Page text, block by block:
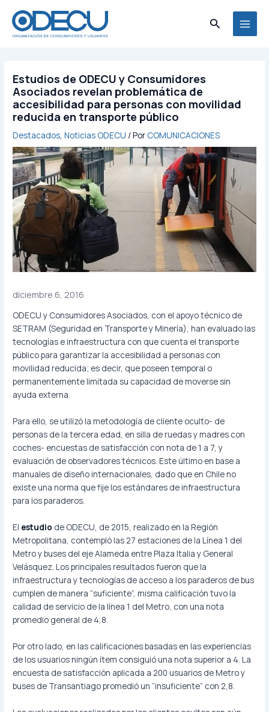
contenido
Buscar
Estudios de ODECU y Consumidores
Asociados revelan problemática de
accesibilidad para personas con movilidad
reducida en transporte público
Destacados,Noticias ODECU / Por COMUNICACIONES
diciembre 6, 2016
ODECU y Consumidores Asociados, con el apoyo técnico de
SETRAM (Seguridad en Transporte y Minería), han evaluado las
tecnologías e infraestructura con que cuenta el transporte
público para garantizar la accesibilidad a personas con
movilidad reducida; es decir, que poseen temporal o
permanentemente limitada su capacidad de moverse sin
ayuda externa.
Para ello, se utilizó la metodología de cliente oculto- de
personas de la tercera edad, en silla de ruedas y madres con
coches- encuestas de satisfacción con nota de 1 a 7, y
evaluación de observadores técnicos. Este último en base a
manuales de diseño internacionales, dado que en Chile no
existe una norma que fije los estándares de infraestructura
para los paraderos.
El estudio de ODECU, de 2015, realizado en la Región
Metropolitana, contempló las 27 estaciones de la Línea 1 del
Metro y buses del eje Alameda entre Plaza Italia y General
Velásquez. Los principales resultados fueron que la
infraestructura y tecnologías de acceso a los paraderos de bus
cumplen de manera “suficiente”, misma calificación tuvo la
calidad de servicio de la línea 1 del Metro, con una nota
promedio general de 4,8.
Por otro lado, en las calificaciones basadas en las experiencias
de los usuarios ningún ítem consiguió una nota superior a 4. La
encuesta de satisfacción aplicada a 200 usuarios de Metro y
buses de Transantiago promedió un “insuficiente” con 2,8.